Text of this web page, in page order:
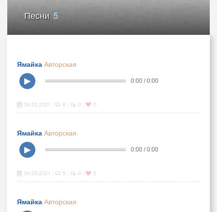
Песни 5
Ямайка Авторская
▶
0:00 / 0:00
04.05.2021 8 0 0
Ямайка Авторская
▶
0:00 / 0:00
04.05.2021 5 0 0
Ямайка Авторская